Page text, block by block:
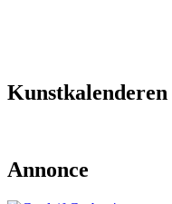
Kunstkalenderen
Annonce